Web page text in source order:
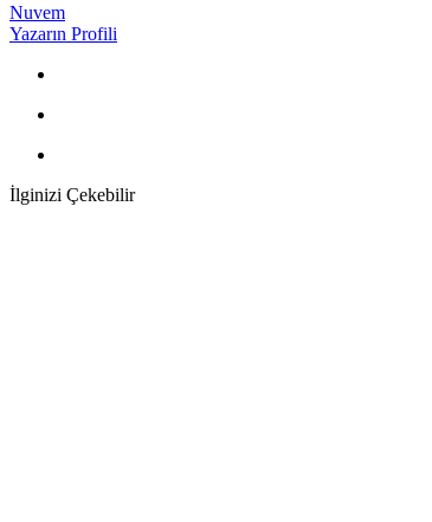
Nuvem
Yazarın Profili
İlginizi Çekebilir